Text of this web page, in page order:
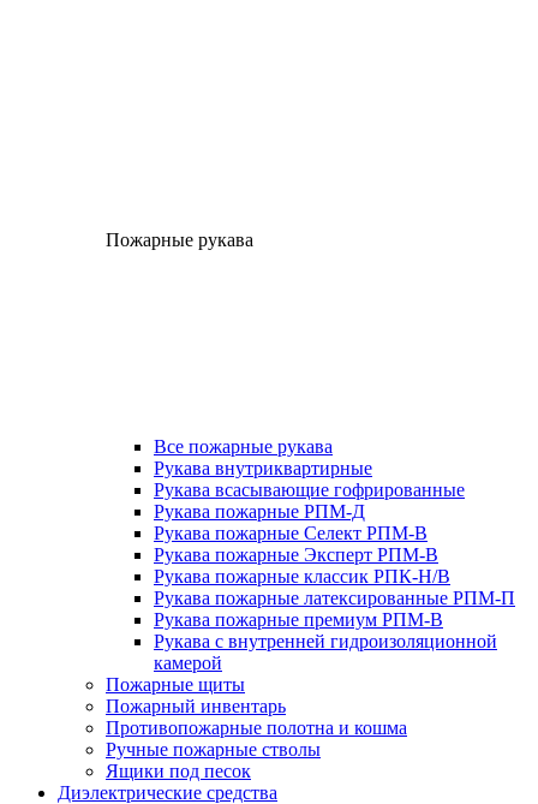
Пожарные рукава
Все пожарные рукава
Рукава внутриквартирные
Рукава всасывающие гофрированные
Рукава пожарные РПМ-Д
Рукава пожарные Селект РПМ-В
Рукава пожарные Эксперт РПМ-В
Рукава пожарные классик РПК-Н/В
Рукава пожарные латексированные РПМ-П
Рукава пожарные премиум РПМ-В
Рукава с внутренней гидроизоляционной
камерой
Пожарные щиты
Пожарный инвентарь
Противопожарные полотна и кошма
Ручные пожарные стволы
Ящики под песок
Диэлектрические средства